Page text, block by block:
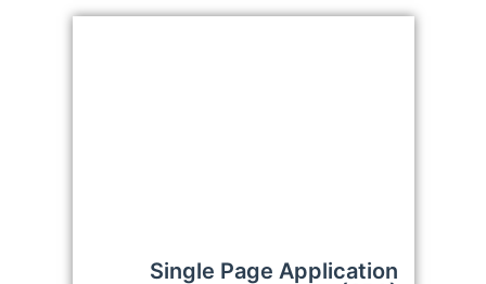
Single Page Application